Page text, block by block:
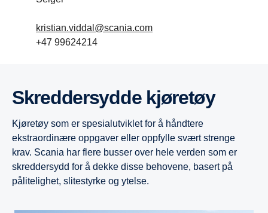
kristian.viddal@scania.com
+47 99624214
Skreddersydde kjøretøy
Kjøretøy som er spesialutviklet for å håndtere
ekstraordinære oppgaver eller oppfylle svært strenge
krav. Scania har flere busser over hele verden som er
skreddersydd for å dekke disse behovene, basert på
pålitelighet, slitestyrke og ytelse.